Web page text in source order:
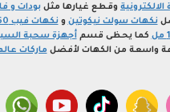
وقطع غيارها مثل بودات و
نكهات سولت نيكوتين ونكهات فيب 60 مل
كما يحظى قسمأجهزة سحبة
واسعة من الكهات لأفضل ماركات